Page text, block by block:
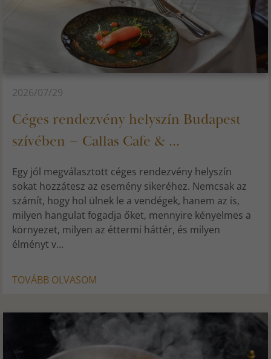
2026/07/29
Céges rendezvény helyszín Budapest
szívében – Callas Cafe & ...
Egy jól megválasztott céges rendezvény helyszín
sokat hozzátesz az esemény sikeréhez. Nemcsak az
számít, hogy hol ülnek le a vendégek, hanem az is,
milyen hangulat fogadja őket, mennyire kényelmes a
környezet, milyen az éttermi háttér, és milyen
élményt v...
TOVÁBB OLVASOM